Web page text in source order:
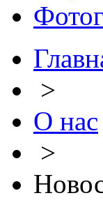
>
О нас
>